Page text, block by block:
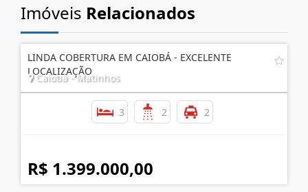
Imóveis Relacionados
LINDA COBERTURA EM CAIOBÁ - EXCELENTE
LOCALIZAÇÃO
Caiobá - Matinhos
3 2 2
R$ 1.399.000,00